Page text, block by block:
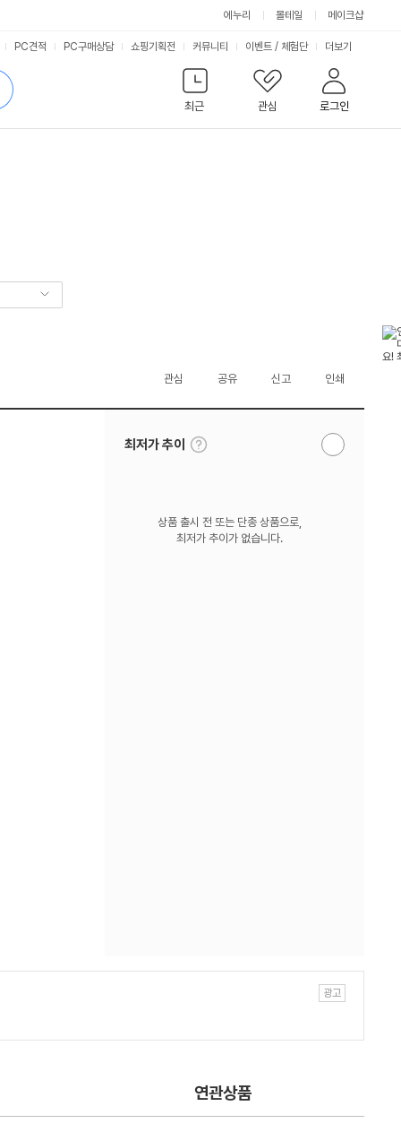
에누리 몰테일 메이크샵
최근
관심 로그인
PC견적 PC구매상담 쇼핑기획전 커뮤니티 이벤트 / 체험단 서
비
스
더보기
관심 공유 신고 인쇄
최저가 추이
툴
팁
알
상품 출시 전 또는 단종 상품으로,
최저가 추이가 없습니다.
연관상품